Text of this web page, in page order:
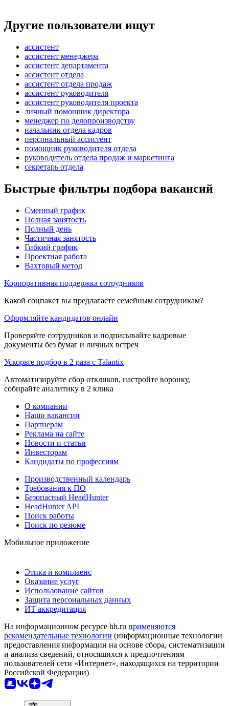
Другие пользователи ищут
ассистент
ассистент менеджера
ассистент департамента
ассистент отдела
ассистент отдела продаж
ассистент руководителя
ассистент руководителя проекта
личный помощник директора
менеджер по делопроизводству
начальник отдела кадров
персональный ассистент
помощник руководителя отдела
руководитель отдела продаж и маркетинга
секретарь отдела
Быстрые фильтры подбора вакансий
Сменный график
Полная занятость
Полный день
Частичная занятость
Гибкий график
Проектная работа
Вахтовый метод
Корпоративная поддержка сотрудников
Какой соцпакет вы предлагаете семейным сотрудникам?
Оформляйте кандидатов онлайн
Проверяйте сотрудников и подписывайте кадровые
документы без бумаг и личных встреч
Ускорьте подбор в 2 раза с Talantix
Автоматизируйте сбор откликов, настройте воронку,
собирайте аналитику в 2 клика
О компании
Наши вакансии
Партнерам
Реклама на сайте
Новости и статьи
Инвесторам
Кандидаты по профессиям
Производственный календарь
Требования к ПО
Безопасный HeadHunter
HeadHunter API
Поиск работы
Поиск по резюме
Мобильное приложение
Этика и комплаенс
Оказание услуг
Использование сайтов
Защита персональных данных
ИТ аккредитация
На информационном ресурсе hh.ru применяются
рекомендательные технологии (информационные технологии
предоставления информации на основе сбора, систематизации
и анализа сведений, относящихся к предпочтениям
пользователей сети «Интернет», находящихся на территории
Российской Федерации)